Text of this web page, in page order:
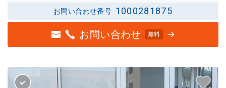
お問い合わせ番号 1000281875
お問い合わせ 無料